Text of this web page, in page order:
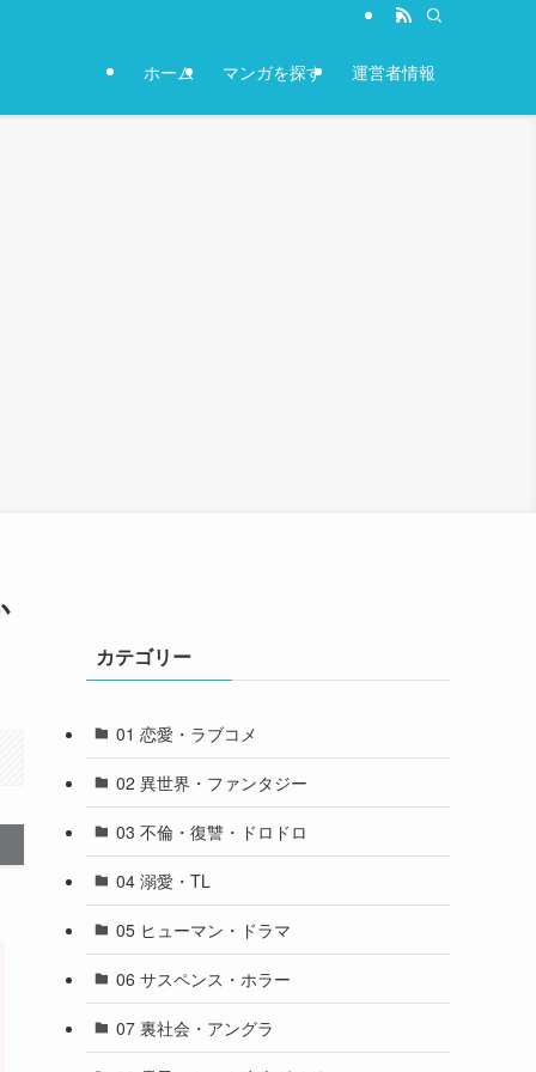
ホーム マンガを探す 運営者情報
カテゴリー
01 恋愛・ラブコメ
02 異世界・ファンタジー
03 不倫・復讐・ドロドロ
04 溺愛・TL
05 ヒューマン・ドラマ
06 サスペンス・ホラー
07 裏社会・アングラ